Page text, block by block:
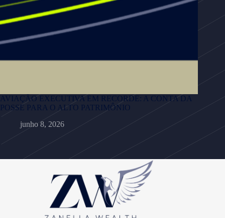
AVIAÇÃO EXECUTIVA EM RECORDE: A CONTA DA
POSSE PARA O ALTO PATRIMÔNIO
junho 8, 2026